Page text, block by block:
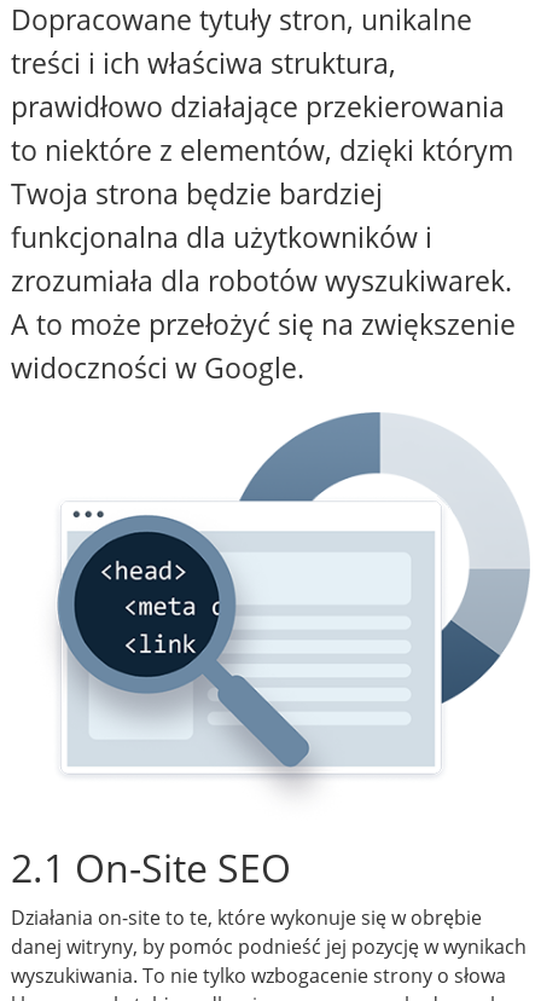
Dopracowane tytuły stron, unikalne
treści i ich właściwa struktura,
prawidłowo działające przekierowania
to niektóre z elementów, dzięki którym
Twoja strona będzie bardziej
funkcjonalna dla użytkowników i
zrozumiała dla robotów wyszukiwarek.
A to może przełożyć się na zwiększenie
widoczności w Google.
2.1 On-Site SEO
Działania on-site to te, które wykonuje się w obrębie
danej witryny, by pomóc podnieść jej pozycję w wynikach
wyszukiwania. To nie tylko wzbogacenie strony o słowa